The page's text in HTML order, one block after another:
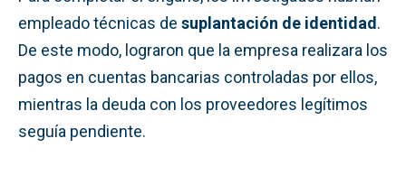
empleado técnicas de suplantación de identidad.
De este modo, lograron que la empresa realizara los
pagos en cuentas bancarias controladas por ellos,
mientras la deuda con los proveedores legítimos
seguía pendiente.